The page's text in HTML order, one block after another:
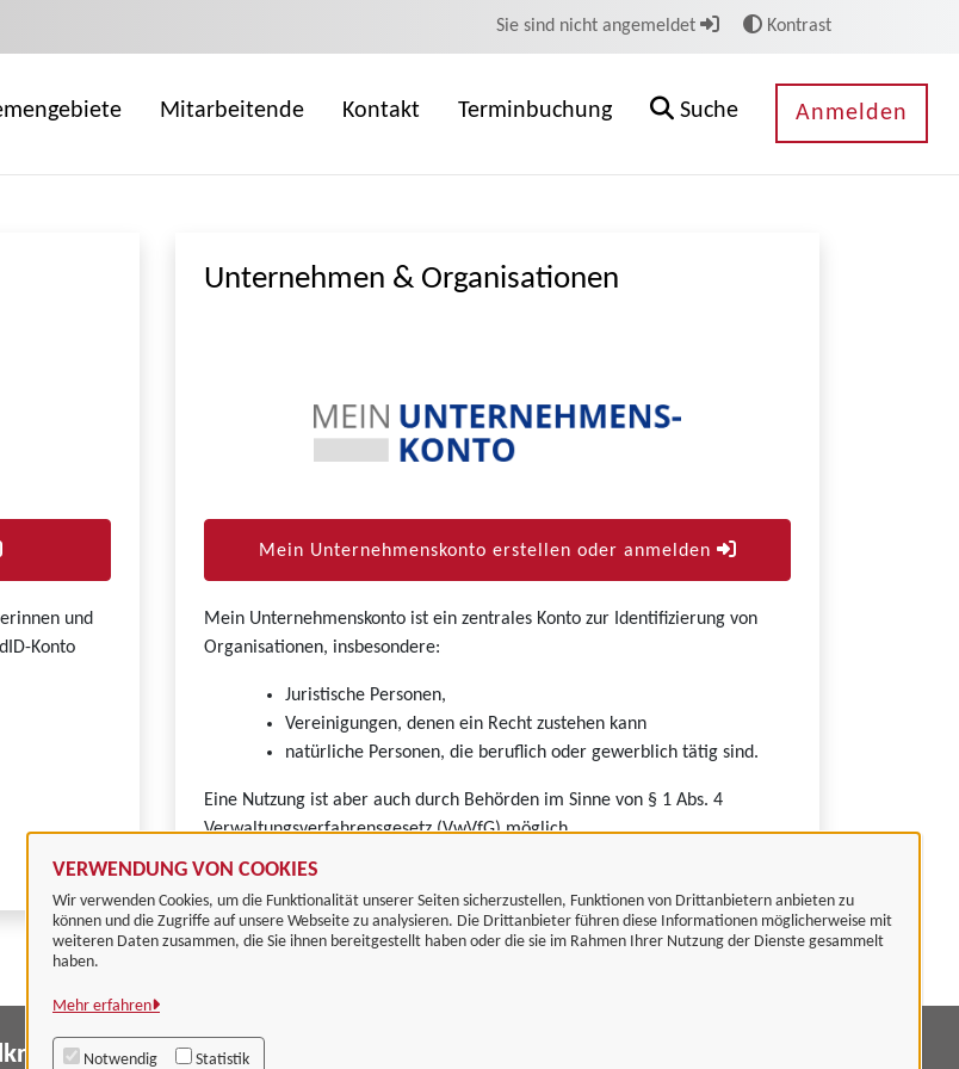
VERWENDUNG VON COOKIES
Wir verwenden Cookies, um die Funktionalität unserer Seiten sicherzustellen, Funktionen von Drittanbietern anbieten zu
können und die Zugriffe auf unsere Webseite zu analysieren. Die Drittanbieter führen diese Informationen möglicherweise mit
weiteren Daten zusammen, die Sie ihnen bereitgestellt haben oder die sie im Rahmen Ihrer Nutzung der Dienste gesammelt
haben.
Mehr erfahren
Notwendig Statistik
Sie sind nicht angemeldet Kontrast
Mitarbeitende Kontakt Terminbuchung Suche Anmelden
und
Konto
Unternehmen & Organisationen
Mein Unternehmenskonto erstellen oder anmelden
Mein Unternehmenskonto ist ein zentrales Konto zur Identifizierung von
Organisationen, insbesondere:
Juristische Personen,
Vereinigungen, denen ein Recht zustehen kann
natürliche Personen, die beruflich oder gewerblich tätig sind.
Eine Nutzung ist aber auch durch Behörden im Sinne von § 1 Abs. 4
Verwaltungsverfahrensgesetz (VwVfG) möglich.
Göttingen